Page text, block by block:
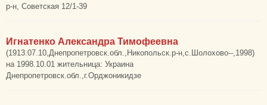
р-н, Советская 12/1-39
Игнатенко Александра Тимофеевна
(1913.07.10,Днепропетровск.обл.,Никопольск.р-н,с.Шолохово--,1998)
на 1998.10.01 жительница: Украина
Днепропетровск.обл.,г.Орджоникидзе